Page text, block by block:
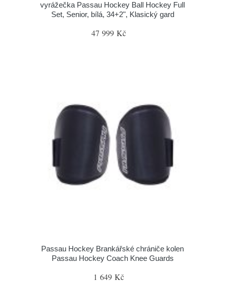
vyrážečka Passau Hockey Ball Hockey Full
Set, Senior, bílá, 34+2", Klasický gard
47 999 Kč
Passau Hockey Brankářské chrániče kolen
Passau Hockey Coach Knee Guards
1 649 Kč